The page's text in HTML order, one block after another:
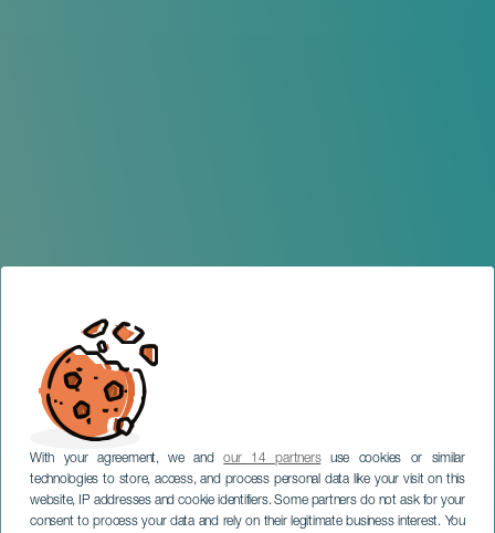
With your agreement, we andour 14 partnersuse cookies or similar
technologies to store, access, and process personal data like your visit on this
website, IP addresses and cookie identifiers. Some partners do not ask for your
consent to process your data and rely on their legitimate business interest. You